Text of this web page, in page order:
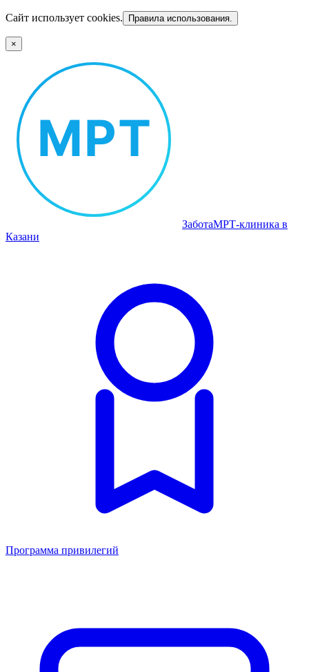
Сайт использует cookies. Правила использования.
×
ЗаботаМРТ‑клиника в
Казани
Программа привилегий